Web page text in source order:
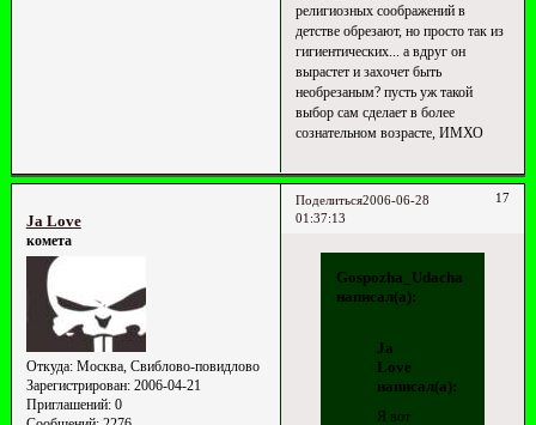
религиозных соображений в
детстве обрезают, но просто так из
гигиентических... а вдруг он
вырастет и захочет быть
необрезаным? пусть уж такой
выбор сам сделает в более
сознательном возрасте, ИМХО
Поделиться 17
2006-06-28
01:37:13
Ja Love
комета
Откуда:Москва, Свиблово-повидлово
Зарегистрирован: 2006-04-21
Приглашений:0
Gospozha_Udacha
написал(а):
Ja
Love
написал(а):
Я вот